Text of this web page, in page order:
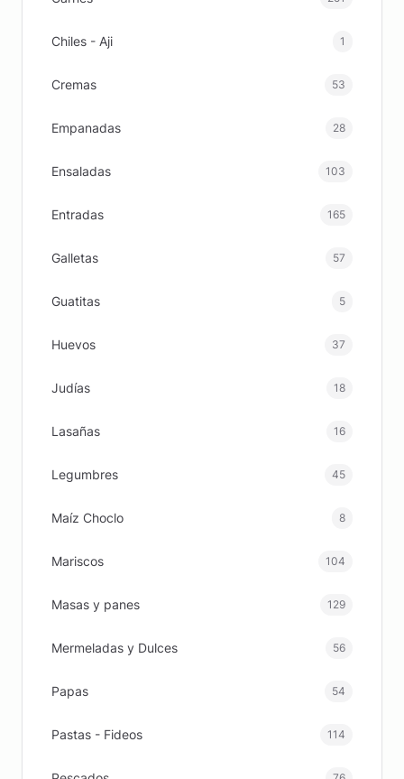
Chiles - Aji 1
Cremas 53
Empanadas 28
Ensaladas 103
Entradas 165
Galletas 57
Guatitas 5
Huevos 37
Judías 18
Lasañas 16
Legumbres 45
Maíz Choclo 8
Mariscos 104
Masas y panes 129
Mermeladas y Dulces 56
Papas 54
Pastas - Fideos 114